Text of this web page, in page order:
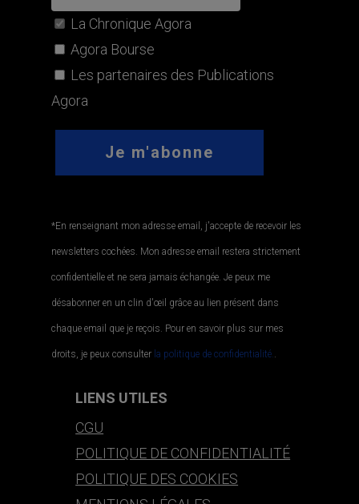
La Chronique Agora
Agora Bourse
Les partenaires des Publications
Agora
*En renseignant mon adresse email, j'accepte de recevoir les
newsletters cochées. Mon adresse email restera strictement
confidentielle et ne sera jamais échangée. Je peux me
désabonner en un clin d'œil grâce au lien présent dans
chaque email que je reçois. Pour en savoir plus sur mes
droits, je peux consulter la politique de confidentialité..
LIENS UTILES
CGU
POLITIQUE DE CONFIDENTIALITÉ
POLITIQUE DES COOKIES